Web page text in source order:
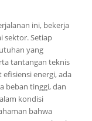
ini, bekerja
sektor. Setiap
yang
tantangan teknis
energi, ada
beban tinggi, dan
kondisi
bahwa